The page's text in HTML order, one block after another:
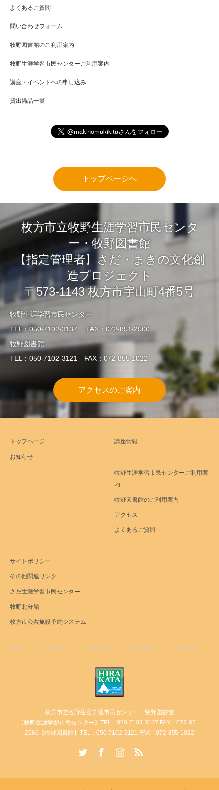
よくあるご質問
問い合わせフォーム
牧野図書館のご利用案内
牧野生涯学習市民センターご利用案内
講座・イベントへの申し込み
貸出備品一覧
トップページへ
枚方市立牧野生涯学習市民センタ
ー・牧野図書館
【指定管理者】さだ・まきの文化創
造プロジェクト
〒573-1143 枚方市宇山町4番5号
牧野生涯学習市民センター
TEL：050-7102-3137 FAX：072-851-2566
牧野図書館
TEL：050-7102-3121 FAX：072-855-1022
アクセスのご案内
トップページ
お知らせ
講座情報
牧野生涯学習市民センターご利用案
内
牧野図書館のご利用案内
アクセス
よくあるご質問
サイトポリシー
その他関連リンク
さだ生涯学習市民センター
牧野北分館
枚方市公共施設予約システム
枚方市立牧野生涯学習市民センター・牧野図書館
【牧野生涯学習市民センター】TEL：050-7102-3137 FAX：072-851-
2566【牧野図書館】TEL：050-7102-3121 FAX：072-855-1022